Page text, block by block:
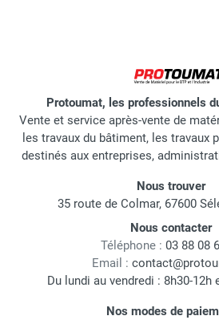
Protoumat, les professionnels
Vente et service après-vente de
les travaux du bâtiment, les travaux
destinés aux entreprises,
Nous trouver
35 route de Colmar, 67600
Nous contacter
Téléphone : 03 88 08
Email :
Du lundi au vendredi : 8h30-12h
Nos modes de